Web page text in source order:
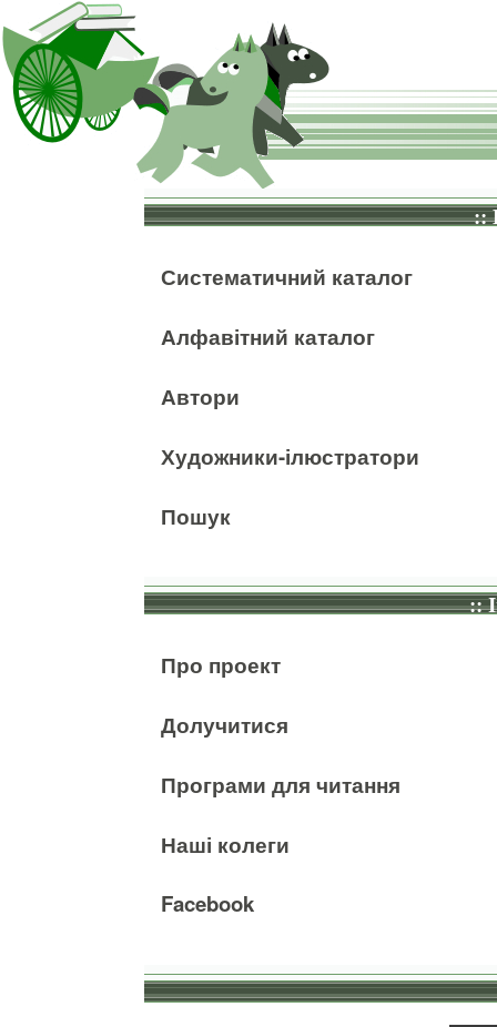
::
Систематичний каталог
Алфавітний каталог
Автори
Художники-ілюстратори
Пошук
::
Про проект
Долучитися
Програми для читання
Наші колеги
Facebook